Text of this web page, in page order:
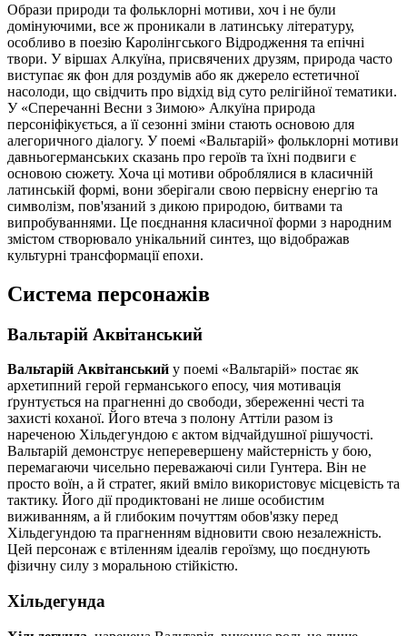
Образи природи та фольклорні мотиви, хоч і не були
домінуючими, все ж проникали в латинську літературу,
особливо в поезію Каролінгського Відродження та епічні
твори. У віршах Алкуїна, присвячених друзям, природа часто
виступає як фон для роздумів або як джерело естетичної
насолоди, що свідчить про відхід від суто релігійної тематики.
У «Сперечанні Весни з Зимою» Алкуїна природа
персоніфікується, а її сезонні зміни стають основою для
алегоричного діалогу. У поемі «Вальтарій» фольклорні мотиви
давньогерманських сказань про героїв та їхні подвиги є
основою сюжету. Хоча ці мотиви оброблялися в класичній
латинській формі, вони зберігали свою первісну енергію та
символізм, пов'язаний з дикою природою, битвами та
випробуваннями. Це поєднання класичної форми з народним
змістом створювало унікальний синтез, що відображав
культурні трансформації епохи.
Система персонажів
Вальтарій Аквітанський
Вальтарій Аквітанський у поемі «Вальтарій» постає як
архетипний герой германського епосу, чия мотивація
ґрунтується на прагненні до свободи, збереженні честі та
захисті коханої. Його втеча з полону Аттіли разом із
нареченою Хільдегундою є актом відчайдушної рішучості.
Вальтарій демонструє неперевершену майстерність у бою,
перемагаючи чисельно переважаючі сили Гунтера. Він не
просто воїн, а й стратег, який вміло використовує місцевість та
тактику. Його дії продиктовані не лише особистим
виживанням, а й глибоким почуттям обов'язку перед
Хільдегундою та прагненням відновити свою незалежність.
Цей персонаж є втіленням ідеалів героїзму, що поєднують
фізичну силу з моральною стійкістю.
Хільдегунда